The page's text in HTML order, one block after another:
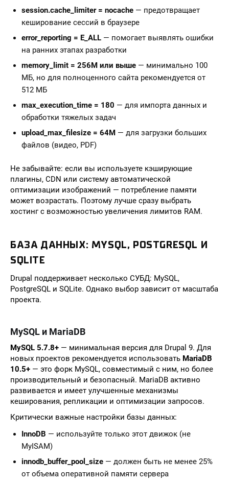
session.cache_limiter = nocache — предотвращает
кеширование сессий в браузере
error_reporting = E_ALL — помогает выявлять ошибки
на ранних этапах разработки
memory_limit = 256M или выше — минимально 100
МБ, но для полноценного сайта рекомендуется от
512 МБ
max_execution_time = 180 — для импорта данных и
обработки тяжелых задач
upload_max_filesize = 64M — для загрузки больших
файлов (видео, PDF)
Не забывайте: если вы используете кэширующие
плагины, CDN или систему автоматической
оптимизации изображений — потребление памяти
может возрастать. Поэтому лучше сразу выбрать
хостинг с возможностью увеличения лимитов RAM.
БАЗА ДАННЫХ: MYSQL, POSTGRESQL И
SQLITE
Drupal поддерживает несколько СУБД: MySQL,
PostgreSQL и SQLite. Однако выбор зависит от масштаба
проекта.
MySQL и MariaDB
MySQL 5.7.8+ — минимальная версия для Drupal 9. Для
новых проектов рекомендуется использовать MariaDB
10.5+ — это форк MySQL, совместимый с ним, но более
производительный и безопасный. MariaDB активно
развивается и имеет улучшенные механизмы
кеширования, репликации и оптимизации запросов.
Критически важные настройки базы данных:
InnoDB — используйте только этот движок (не
MyISAM)
innodb_buffer_pool_size — должен быть не менее 25%
от объема оперативной памяти сервера